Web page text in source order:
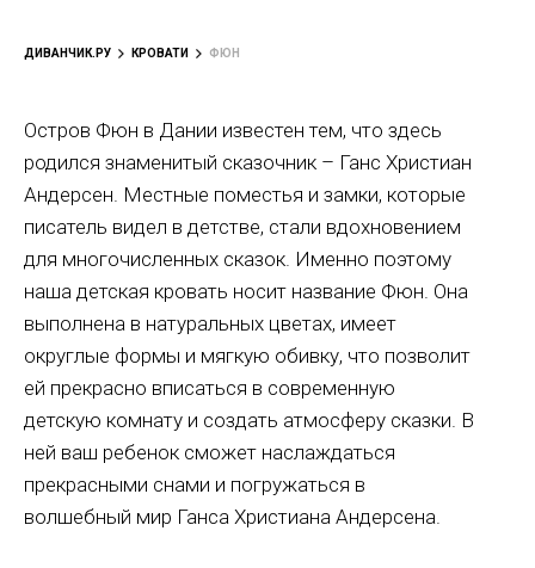
ДИВАНЧИК.РУ КРОВАТИ ФЮН
Остров Фюн в Дании известен тем, что здесь
родился знаменитый сказочник – Ганс Христиан
Андерсен. Местные поместья и замки, которые
писатель видел в детстве, стали вдохновением
для многочисленных сказок. Именно поэтому
наша детская кровать носит название Фюн. Она
выполнена в натуральных цветах, имеет
округлые формы и мягкую обивку, что позволит
ей прекрасно вписаться в современную
детскую комнату и создать атмосферу сказки. В
ней ваш ребенок сможет наслаждаться
прекрасными снами и погружаться в
волшебный мир Ганса Христиана Андерсена.